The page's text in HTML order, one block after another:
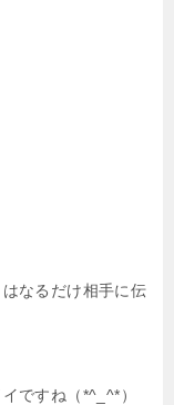
なるだけ相手に伝
ですね（*^_^*）